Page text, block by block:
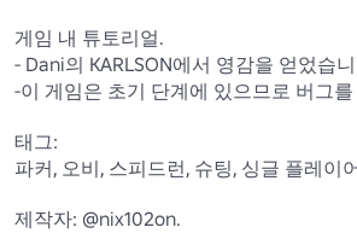
게임 내 튜토리얼.
- Dani의 KARLSON에서 영감을 얻었습
-이 게임은 초기 단계에 있으므로 버그
태그:
파커, 오비, 스피드런, 슈팅, 싱글 플레이
제작자: @nix102on.